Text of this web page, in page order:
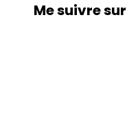
Me suivre